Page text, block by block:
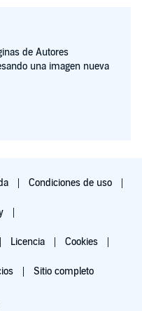
de Autores
una imagen nueva
Condiciones de uso
Licencia Cookies
Sitio completo